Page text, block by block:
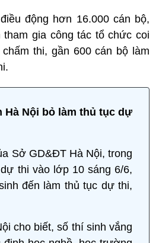
động hơn 16.000 cán bộ,
tham gia công tác tổ chức coi
thi, gần 600 cán bộ làm
Hà Nội bỏ làm thủ tục dự
Sở GD&ĐT Hà Nội, trong
thi vào lớp 10 sáng 6/6,
đến làm thủ tục dự thi,
cho biết, số thí sinh vắng